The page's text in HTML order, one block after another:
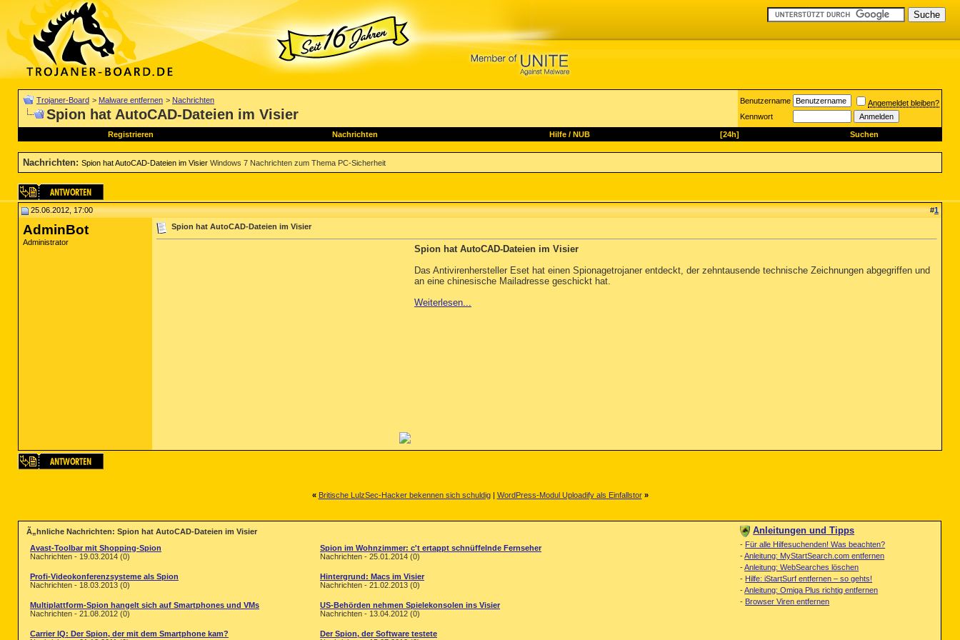
Trojaner-Board > Malware entfernen > Nachrichten
Spion hat AutoCAD-Dateien im Visier
Benutzername
Angemeldet bleiben?
Kennwort
Registrieren Nachrichten Hilfe/ NUB [24h] Suchen
Nachrichten: Spion hat AutoCAD-Dateien im Visier Windows 7 Nachrichten zum Thema PC-Sicherheit
25.06.2012, 17:00 #1
AdminBot
Administrator
Spion hat AutoCAD-Dateien im Visier
Spion hat AutoCAD-Dateien im Visier
Das Antivirenhersteller Eset hat einen Spionagetrojaner entdeckt, der zehntausende technische Zeichnungen abgegriffen und
an eine chinesische Mailadresse geschickt hat.
Weiterlesen...
« Britische LulzSec-Hacker bekennen sich schuldig| WordPress-Modul Uploadify als Einfallstor »
Ã„hnliche Nachrichten: Spion hat AutoCAD-Dateien im Visier
Avast-Toolbar mit Shopping-Spion
Nachrichten - 19.03.2014 (0)
Spion im Wohnzimmer: c't ertappt schnüffelnde Fernseher
Nachrichten - 25.01.2014 (0)
Profi-Videokonferenzsysteme als Spion
Nachrichten - 18.03.2013 (0)
Hintergrund: Macs im Visier
Nachrichten - 21.02.2013 (0)
Multiplattform-Spion hangelt sich auf Smartphones und VMs
Nachrichten - 21.08.2012 (0)
US-Behörden nehmen Spielekonsolen ins Visier
Nachrichten - 13.04.2012 (0)
Carrier IQ: Der Spion, der mit dem Smartphone kam?
Der Spion, der Software testete
Anleitungen und Tipps
- Für alle Hilfesuchenden! Was beachten?
-Anleitung: MyStartSearch.com entfernen
-Anleitung: WebSearches löschen
- Hilfe: iStartSurf entfernen – so gehts!
-Anleitung: Omiga Plus richtig entfernen
- Browser Viren entfernen